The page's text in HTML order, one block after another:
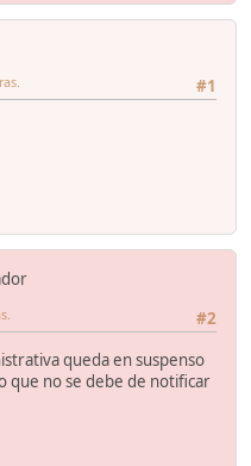
#1
#2
queda en suspenso
que no se debe de notificar